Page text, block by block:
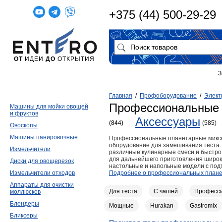
Главная / Профоборудование /
(844) Аксессуары (585)
Профессиональные планетарные
оборудование для замешивания
различные кулинарные смеси и
для дальнейшего приготовления
настольные и напольные модели с
Подробнее о профессиональных
Для теста С чашей
Мощные Hurakan Gastromix
Машины для мойки овощей
и фруктов
Овоскопы
Машины панировочные
Измельчители
Диски для овощерезок
Измельчители отходов
Аппараты для очистки
моллюсков
Блендеры
Бликсеры
ОТ ИДЕИ ДО ОТКРЫТИЯ
+375 (44) 500-29-29